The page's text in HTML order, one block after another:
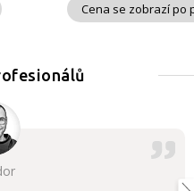
Cena se zobrazí po